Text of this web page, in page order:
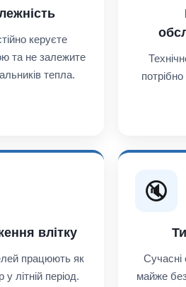
керуєте
та не залежите
тепла.
влітку
працюють як
у літній період.
🔇
майже